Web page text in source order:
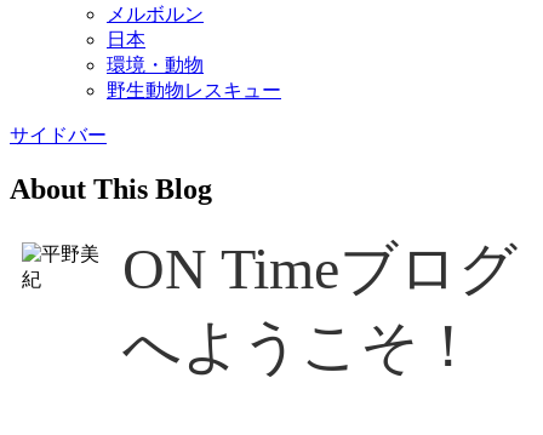
メルボルン
日本
環境・動物
野生動物レスキュー
サイドバー
About This Blog
ON Timeブログ
へようこそ！